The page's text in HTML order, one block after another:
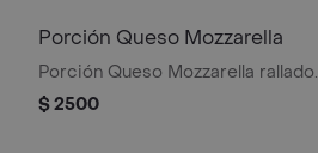
Porción Queso Mozzarella
Porción Queso Mozzarella rallado.
$ 2500